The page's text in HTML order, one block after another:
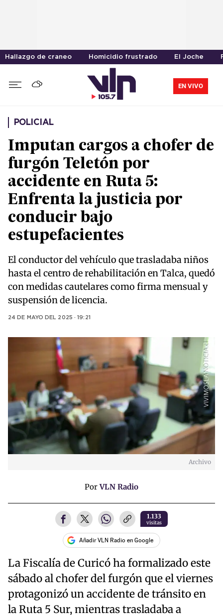
Hallazgo de craneo Homicidio frustrado El Joche
EN VIVO
POLICIAL
Imputan cargos a chofer de
furgón Teletón por
accidente en Ruta 5:
Enfrenta la justicia por
conducir bajo
estupefacientes
El conductor del vehículo que trasladaba niños
hasta el centro de rehabilitación en Talca, quedó
con medidas cautelares como firma mensual y
suspensión de licencia.
24 DE MAYO DEL 2025 · 19:21
Archivo
PorVLN Radio
1.133
visitas
Añadir VLN Radio en Google
La Fiscalía de Curicó ha formalizado este
sábado al chofer del furgón que el viernes
protagonizó un accidente de tránsito en
la Ruta 5 Sur, mientras trasladaba a